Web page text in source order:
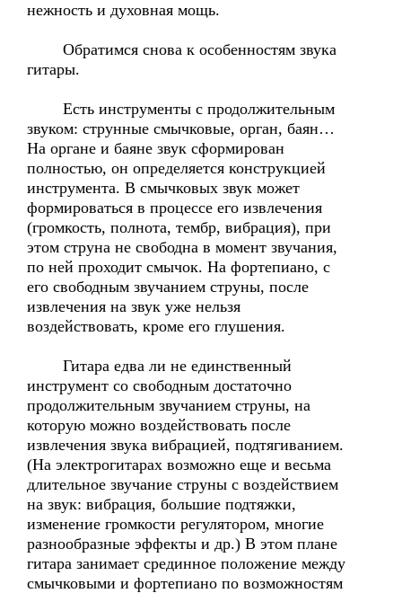
нежность и духовная мощь.
Обратимся снова к особенностям звука
гитары.
Есть инструменты с продолжительным
звуком: струнные смычковые, орган, баян…
На органе и баяне звук сформирован
полностью, он определяется конструкцией
инструмента. В смычковых звук может
формироваться в процессе его извлечения
(громкость, полнота, тембр, вибрация), при
этом струна не свободна в момент звучания,
по ней проходит смычок. На фортепиано, с
его свободным звучанием струны, после
извлечения на звук уже нельзя
воздействовать, кроме его глушения.
Гитара едва ли не единственный
инструмент со свободным достаточно
продолжительным звучанием струны, на
которую можно воздействовать после
извлечения звука вибрацией, подтягиванием.
(На электрогитарах возможно еще и весьма
длительное звучание струны с воздействием
на звук: вибрация, большие подтяжки,
изменение громкости регулятором, многие
разнообразные эффекты и др.) В этом плане
гитара занимает срединное положение между
смычковыми и фортепиано по возможностям